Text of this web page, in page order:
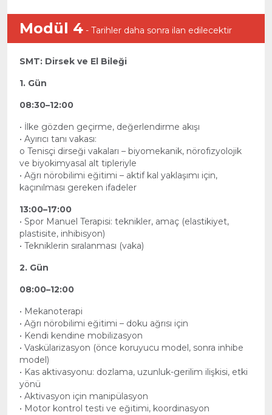
Modül 4 - Tarihler daha sonra ilan edilecektir
SMT: Dirsek ve El Bileği
1. Gün
08:30–12:00
• İlke gözden geçirme, değerlendirme akışı
• Ayırıcı tanı vakası:
o Tenisçi dirseği vakaları – biyomekanik, nörofizyolojik
ve biyokimyasal alt tipleriyle
• Ağrı nörobilimi eğitimi – aktif kal yaklaşımı için,
kaçınılması gereken ifadeler
13:00–17:00
• Spor Manuel Terapisi: teknikler, amaç (elastikiyet,
plastisite, inhibisyon)
• Tekniklerin sıralanması (vaka)
2. Gün
08:00–12:00
• Mekanoterapi
• Ağrı nörobilimi eğitimi – doku ağrısı için
• Kendi kendine mobilizasyon
• Vaskülarizasyon (önce koruyucu model, sonra inhibe
model)
• Kas aktivasyonu: dozlama, uzunluk-gerilim ilişkisi, etki
yönü
• Aktivasyon için manipülasyon
• Motor kontrol testi ve eğitimi, koordinasyon